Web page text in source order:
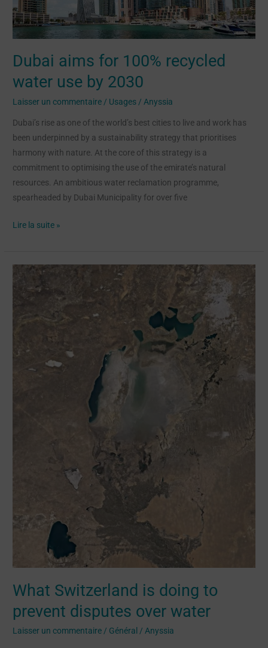
Dubai aims for 100% recycled
water use by 2030
Laisser un commentaire / Usages / Anyssia
Dubai’s rise as one of the world’s best cities to live and work has
been underpinned by a sustainability strategy that prioritises
harmony with nature. At the core of this strategy is a
commitment to optimising the use of the emirate’s natural
resources. An ambitious water reclamation programme,
spearheaded by Dubai Municipality for over five
use
by
Lire la suite »
What Switzerland is doing to
prevent disputes over water
Laisser un commentaire/ Général /Anyssia
Switzerland
is
doing